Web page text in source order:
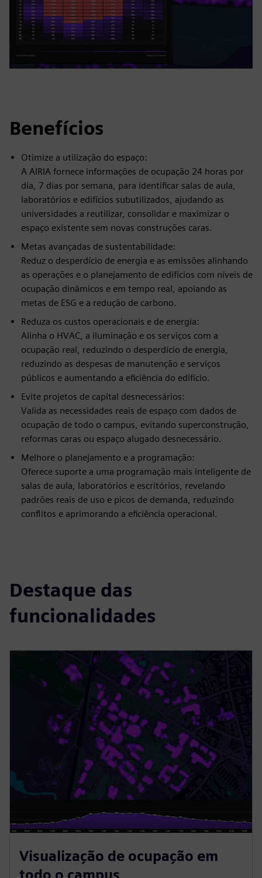
Benefícios
Otimize a utilização do espaço:
A AIRIA fornece informações de ocupação 24 horas por
dia, 7 dias por semana, para identificar salas de aula,
laboratórios e edifícios subutilizados, ajudando as
universidades a reutilizar, consolidar e maximizar o
espaço existente sem novas construções caras.
Metas avançadas de sustentabilidade:
Reduz o desperdício de energia e as emissões alinhando
as operações e o planejamento de edifícios com níveis de
ocupação dinâmicos e em tempo real, apoiando as
metas de ESG e a redução de carbono.
Reduza os custos operacionais e de energia:
Alinha o HVAC, a iluminação e os serviços com a
ocupação real, reduzindo o desperdício de energia,
reduzindo as despesas de manutenção e serviços
públicos e aumentando a eficiência do edifício.
Evite projetos de capital desnecessários:
Valida as necessidades reais de espaço com dados de
ocupação de todo o campus, evitando superconstrução,
reformas caras ou espaço alugado desnecessário.
Melhore o planejamento e a programação:
Oferece suporte a uma programação mais inteligente de
salas de aula, laboratórios e escritórios, revelando
padrões reais de uso e picos de demanda, reduzindo
conflitos e aprimorando a eficiência operacional.
Destaque das
funcionalidades
Visualização de ocupação em
todo o campus